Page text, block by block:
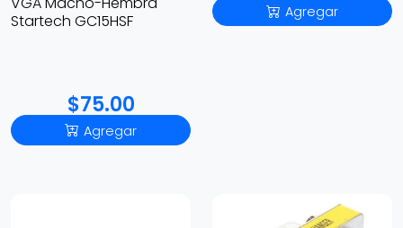
Startech GC15HSF
$75.00
Agregar
Agregar